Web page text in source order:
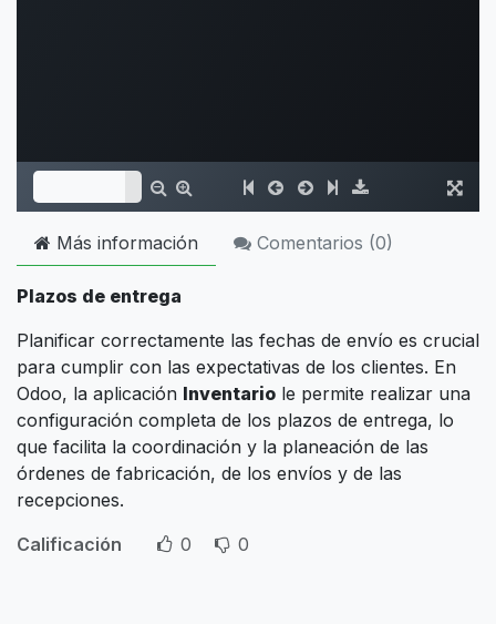
Más información Comentarios (0)
Plazos de entrega
Planificar correctamente las fechas de envío es crucial
para cumplir con las expectativas de los clientes. En
Odoo, la aplicación Inventario le permite realizar una
configuración completa de los plazos de entrega, lo
que facilita la coordinación y la planeación de las
órdenes de fabricación, de los envíos y de las
recepciones.
Calificación
0 0